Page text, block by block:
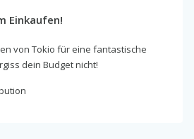
Einkaufen!
von Tokio für eine fantastische
dein Budget nicht!